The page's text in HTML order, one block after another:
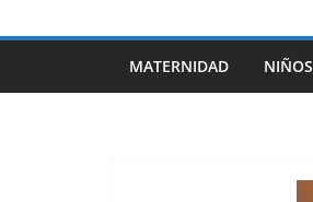
MATERNIDAD NIÑOS